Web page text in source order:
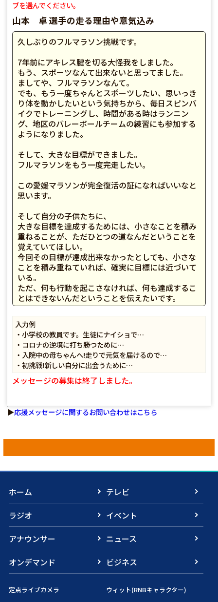
ブを選んでください。
山本 卓 選手の走る理由や意気込み
久しぶりのフルマラソン挑戦です。
7年前にアキレス腱を切る大怪我をしました。
もう、スポーツなんて出来ないと思ってました。
ましてや、フルマラソンなんて。
でも、もう一度ちゃんとスポーツしたい、思いっき
り体を動かしたいという気持ちから、毎日スピンバ
イクでトレーニングし、時間がある時はランニン
グ、地区のバレーボールチームの練習にも参加する
ようになりました。
そして、大きな目標ができました。
フルマラソンをもう一度完走したい。
この愛媛マラソンが完全復活の証になればいいなと
思います。
そして自分の子供たちに、
大きな目標を達成するためには、小さなことを積み
重ねることが、ただひとつの道なんだということを
覚えていてほしい。
今回その目標が達成出来なかったとしても、小さな
ことを積み重ねていれば、確実に目標には近づいて
いる。
ただ、何も行動を起こさなければ、何も達成するこ
とはできないんだということを伝えたいです。
入力例
・小学校の教員です。生徒にナイショで…
・コロナの逆境に打ち勝つために…
・入院中の母ちゃんへ!走りで元気を届けるので…
・初挑戦!新しい自分に出会うために…
メッセージの募集は終了しました。
▶応援メッセージに関するお問い合わせはこちら
ホーム
テレビ
ラジオ
イベント
アナウンサー
ニュース
オンデマンド
ビジネス
定点ライブカメラ
ウィット(RNBキャラクター)